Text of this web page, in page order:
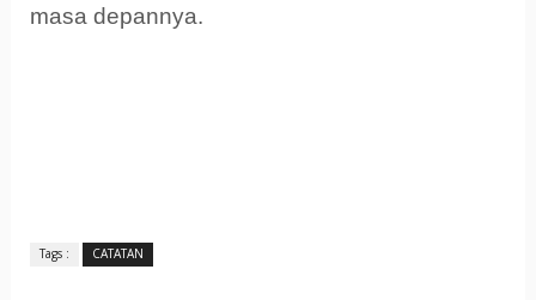
masa depannya.
Tags : CATATAN